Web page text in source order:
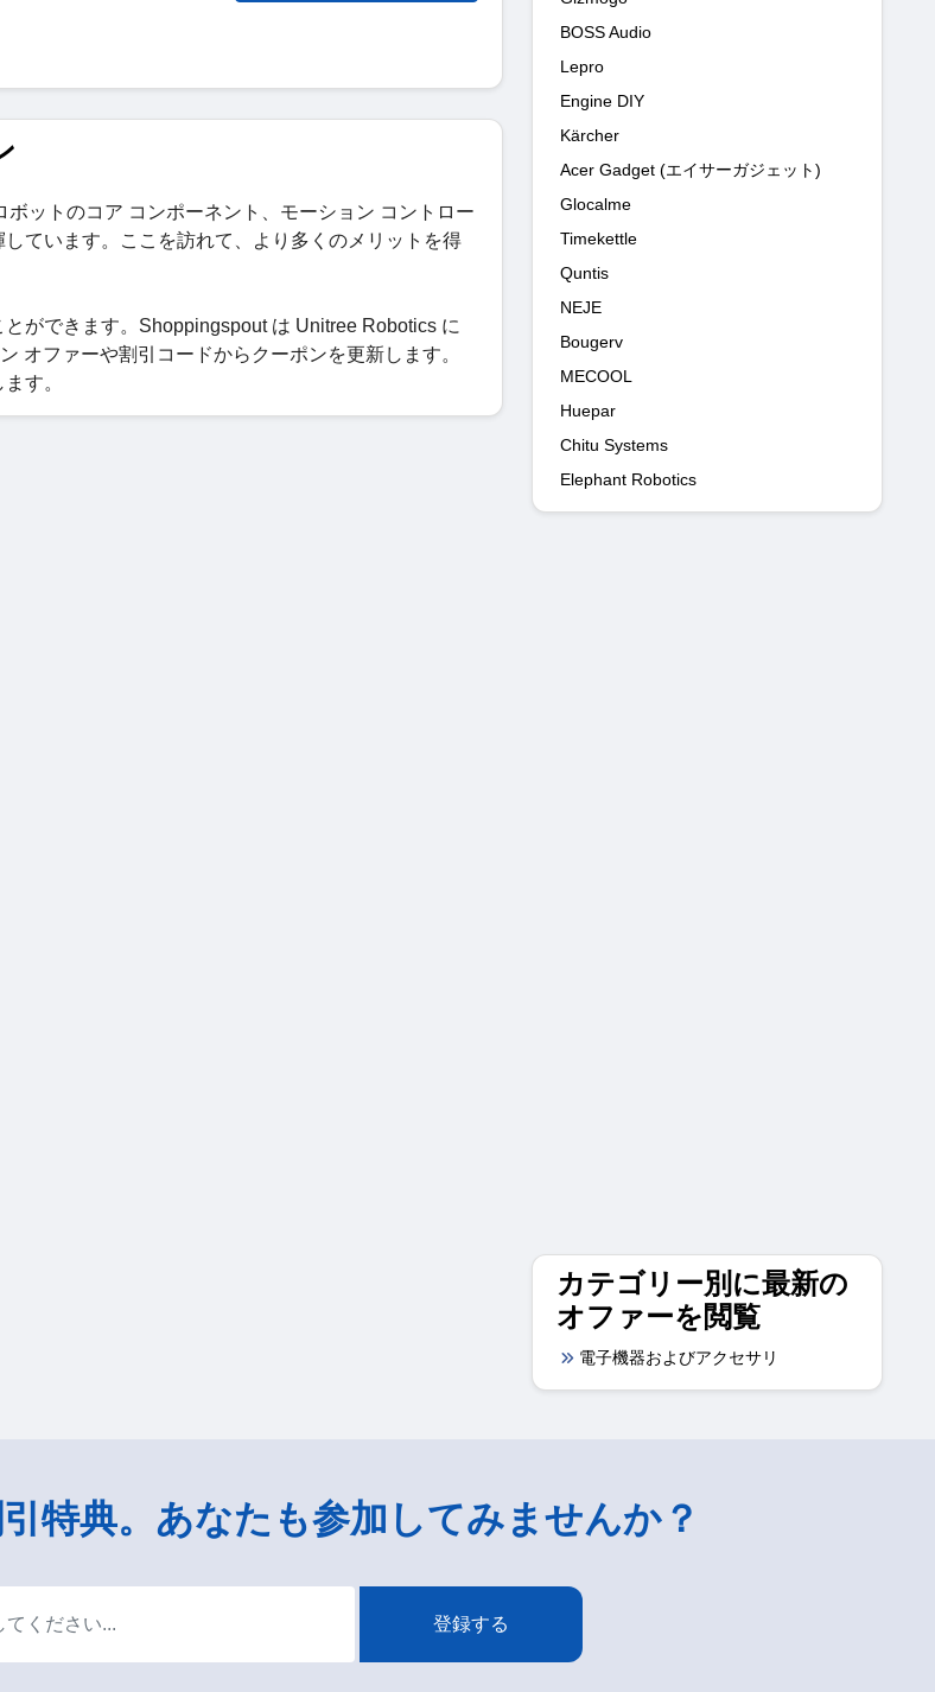
ットのコア コンポーネント、モーション コントロー
ています。ここを訪れて、より多くのメリットを得
ができます。Shoppingspout は Unitree Robotics に
オファーや割引コードからクーポンを更新します。
す。
BOSS Audio
Lepro
Engine DIY
Kärcher
Acer Gadget (エイサーガジェット)
Glocalme
Timekettle
Quntis
NEJE
Bougerv
MECOOL
Huepar
Chitu Systems
Elephant Robotics
カテゴリー別に最新の
オファーを閲覧
電子機器およびアクセサリ
特典。あなたも参加してみませんか？
登録する